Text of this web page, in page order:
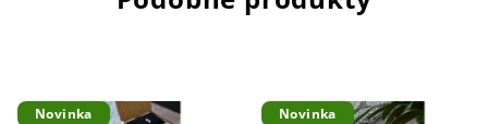
Novinka
Novinka